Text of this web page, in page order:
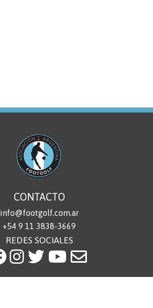
CONTACTO
info@footgolf.com.ar
+54 9 11 3838-3669
REDES SOCIALES